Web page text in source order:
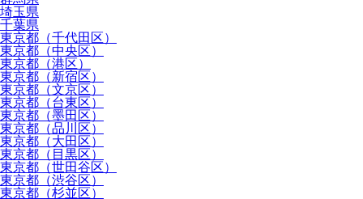
埼玉県
千葉県
東京都（千代田区）
東京都（中央区）
東京都（港区）
東京都（新宿区）
東京都（文京区）
東京都（台東区）
東京都（墨田区）
東京都（品川区）
東京都（大田区）
東京都（目黒区）
東京都（世田谷区）
東京都（渋谷区）
東京都（杉並区）